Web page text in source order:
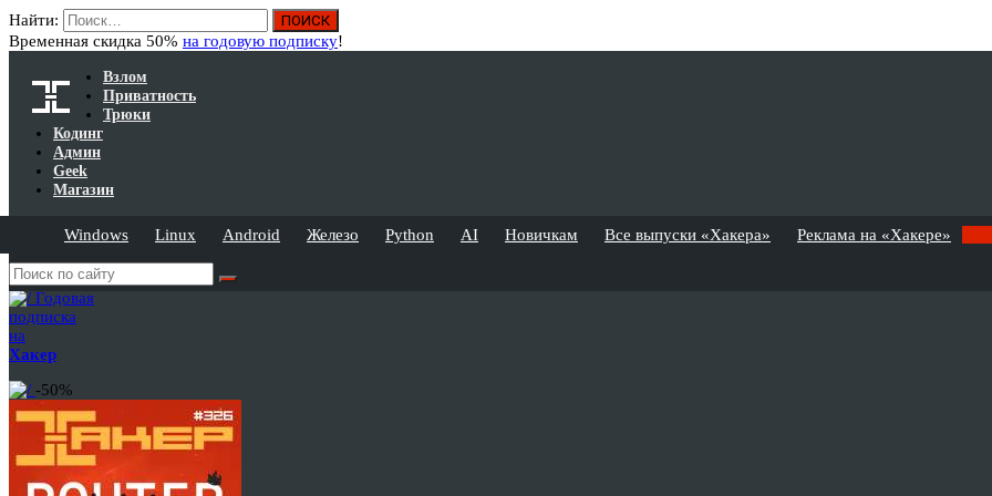
Найти:
Временная скидка 50% на годовую подписку!
Взлом
Приватность
Трюки
Кодинг
Админ
Geek
Магазин
Windows Linux Android Железо Python AI Новичкам Все выпуски «Хакера» Реклама на «Хакере»
Годовая
подписка
на
Хакер
-50%